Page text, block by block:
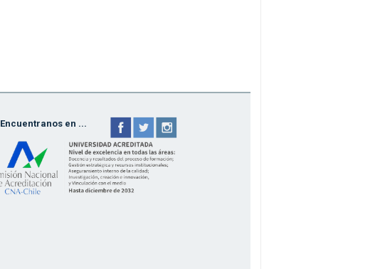
Encuentranos en ...